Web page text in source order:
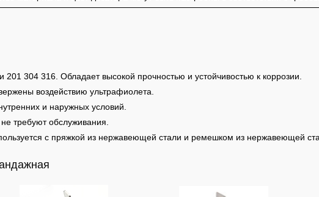
304 316. Обладает высокой прочностью и устойчивостью к коррозии.
воздействию ультрафиолета.
и наружных условий.
требуют обслуживания.
с пряжкой из нержавеющей стали и ремешком из нержавеющей